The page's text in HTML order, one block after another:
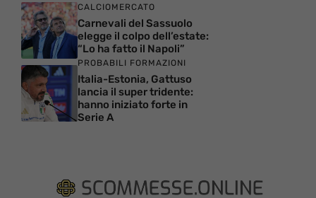
CALCIOMERCATO
Carnevali del Sassuolo
elegge il colpo dell’estate:
“Lo ha fatto il Napoli”
PROBABILI FORMAZIONI
Italia-Estonia, Gattuso
lancia il super tridente:
hanno iniziato forte in
Serie A